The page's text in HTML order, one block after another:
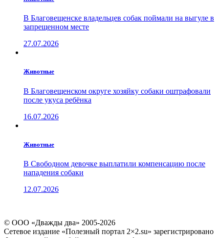
В Благовещенске владельцев собак поймали на выгуле в
запрещенном месте
27.07.2026
Животные
В Благовещенском округе хозяйку собаки оштрафовали
после укуса ребёнка
16.07.2026
Животные
В Свободном девочке выплатили компенсацию после
нападения собаки
12.07.2026
© ООО «Дважды два» 2005-2026
Сетевое издание «Полезный портал 2×2.su» зарегистрировано